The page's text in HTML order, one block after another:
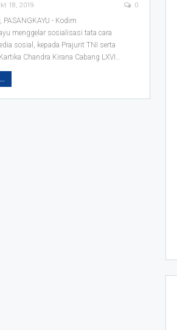
18, 2019 0
PASANGKAYU - Kodim
menggelar sosialisasi tata cara
sosial, kepada Prajurit TNI serta
Chandra Kirana Cabang LXVI